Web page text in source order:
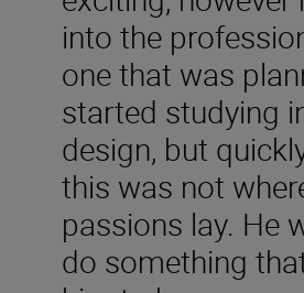
into the
one that was
started studying
design, but
this was not
passions lay. He
do something